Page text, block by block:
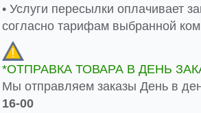
• Услуги пересылки оплачивает
согласно тарифам выбранной
*ОТПРАВКА ТОВАРА В ДЕНЬ
Мы отправляем заказы День в
16-00